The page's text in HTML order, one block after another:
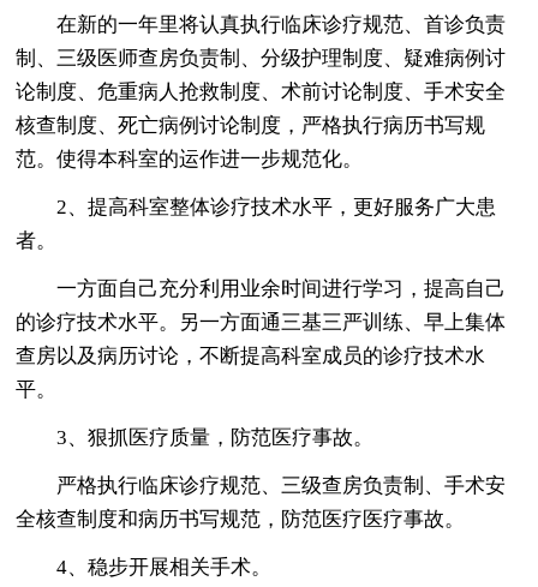
在新的一年里将认真执行临床诊疗规范、首诊负责
制、三级医师查房负责制、分级护理制度、疑难病例讨
论制度、危重病人抢救制度、术前讨论制度、手术安全
核查制度、死亡病例讨论制度，严格执行病历书写规
范。使得本科室的运作进一步规范化。
2、提高科室整体诊疗技术水平，更好服务广大患
者。
一方面自己充分利用业余时间进行学习，提高自己
的诊疗技术水平。另一方面通三基三严训练、早上集体
查房以及病历讨论，不断提高科室成员的诊疗技术水
平。
3、狠抓医疗质量，防范医疗事故。
严格执行临床诊疗规范、三级查房负责制、手术安
全核查制度和病历书写规范，防范医疗医疗事故。
4、稳步开展相关手术。